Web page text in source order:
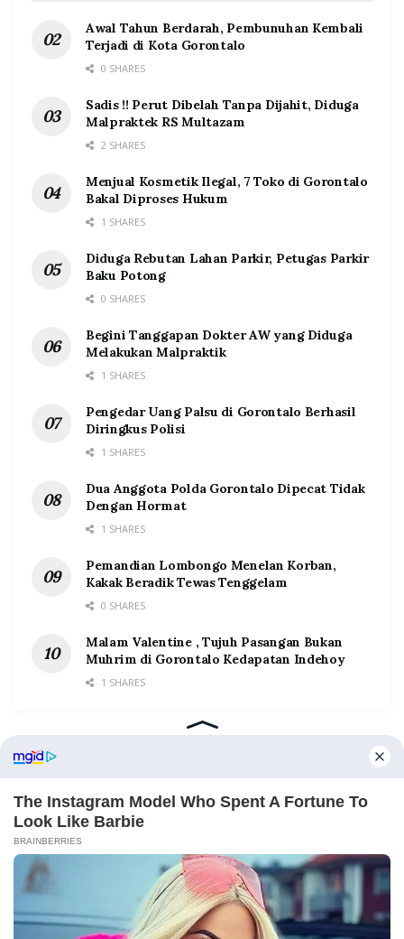
Awal Tahun Berdarah, Pembunuhan Kembali
Terjadi di Kota Gorontalo
0 SHARES
Sadis !! Perut Dibelah Tanpa Dijahit, Diduga
Malpraktek RS Multazam
2 SHARES
Menjual Kosmetik Ilegal, 7 Toko di Gorontalo
Bakal Diproses Hukum
1 SHARES
Diduga Rebutan Lahan Parkir, Petugas Parkir
Baku Potong
0 SHARES
Begini Tanggapan Dokter AW yang Diduga
Melakukan Malpraktik
1 SHARES
Pengedar Uang Palsu di Gorontalo Berhasil
Diringkus Polisi
1 SHARES
Dua Anggota Polda Gorontalo Dipecat Tidak
Dengan Hormat
1 SHARES
Pemandian Lombongo Menelan Korban,
Kakak Beradik Tewas Tenggelam
0 SHARES
Malam Valentine , Tujuh Pasangan Bukan
Muhrim di Gorontalo Kedapatan Indehoy
1 SHARES
Home Tentang Kontak Redaksi Pedoman Media Siber
©2026 Prosesnews.id. All Rights Reserved.